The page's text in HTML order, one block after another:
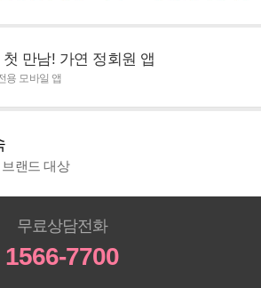
만남! 가연 정회원 앱
용 모바일 앱
랜드 대상
무료상담전화
1566-7700